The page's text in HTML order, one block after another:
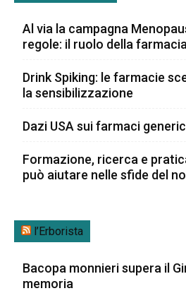
Al via la campagna
regole: il ruolo della farmacia
Drink Spiking: le farmacie
la sensibilizzazione
Dazi USA sui farmaci
Formazione, ricerca e
può aiutare nelle sfide del
l’Erborista
Bacopa monnieri supera il
memoria